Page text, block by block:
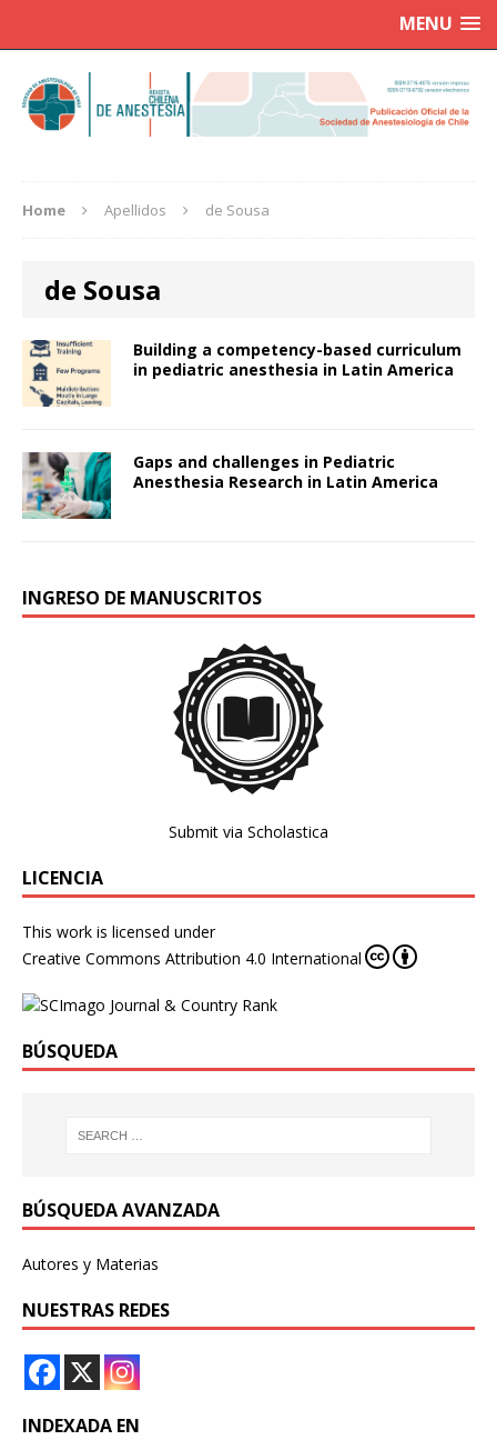
MENU
Home Apellidos de Sousa
de Sousa
Building a competency-based curriculum
in pediatric anesthesia in Latin America
Gaps and challenges in Pediatric
Anesthesia Research in Latin America
INGRESO DE MANUSCRITOS
Submit via Scholastica
LICENCIA
This work is licensed under
Creative Commons Attribution 4.0 International
BÚSQUEDA
BÚSQUEDA AVANZADA
Autores y Materias
NUESTRAS REDES
INDEXADA EN